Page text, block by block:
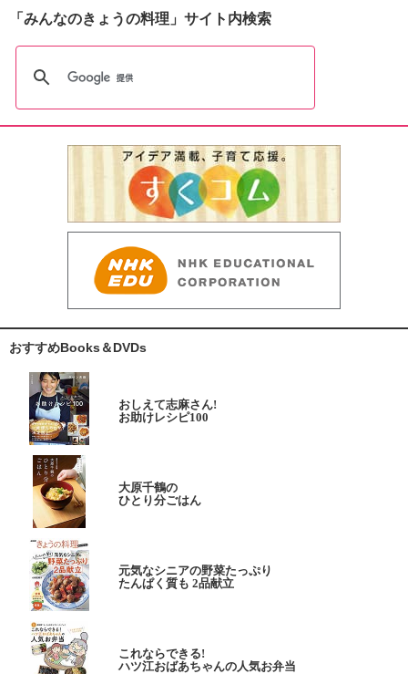
「みんなのきょうの料理」サイト内検索
おすすめBooks＆DVDs
おしえて志麻さん!
お助けレシピ100
大原千鶴の
ひとり分ごはん
元気なシニアの野菜たっぷり
たんぱく質も 2品献立
これならできる!
ハツ江おばあちゃんの人気お弁当